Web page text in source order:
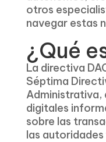
otros
navegar estas
¿Qué
La directiva
Séptima
Administrativa,
digitales
sobre las
las autoridades